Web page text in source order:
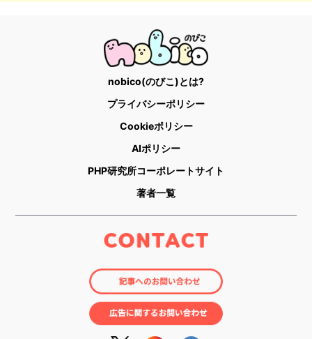
nobico(のびこ)とは?
プライバシーポリシー
Cookieポリシー
AIポリシー
PHP研究所コーポレートサイト
著者一覧